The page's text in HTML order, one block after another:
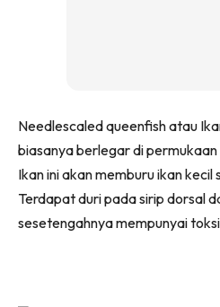
Needlescaled queenfish atau
biasanya berlegar di
Ikan ini akan memburu ikan
Terdapat duri pada sirip dorsal
sesetengahnya mempunyai